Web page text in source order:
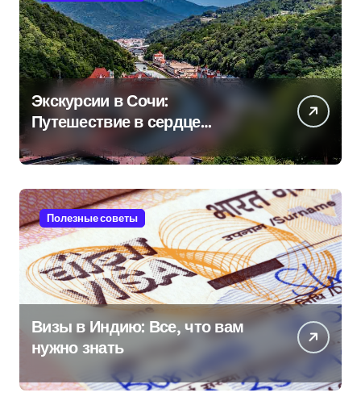
Экскурсии в Сочи:
Путешествие в сердце
Черноморского курорта
Полезные советы
Визы в Индию: Все, что вам
нужно знать